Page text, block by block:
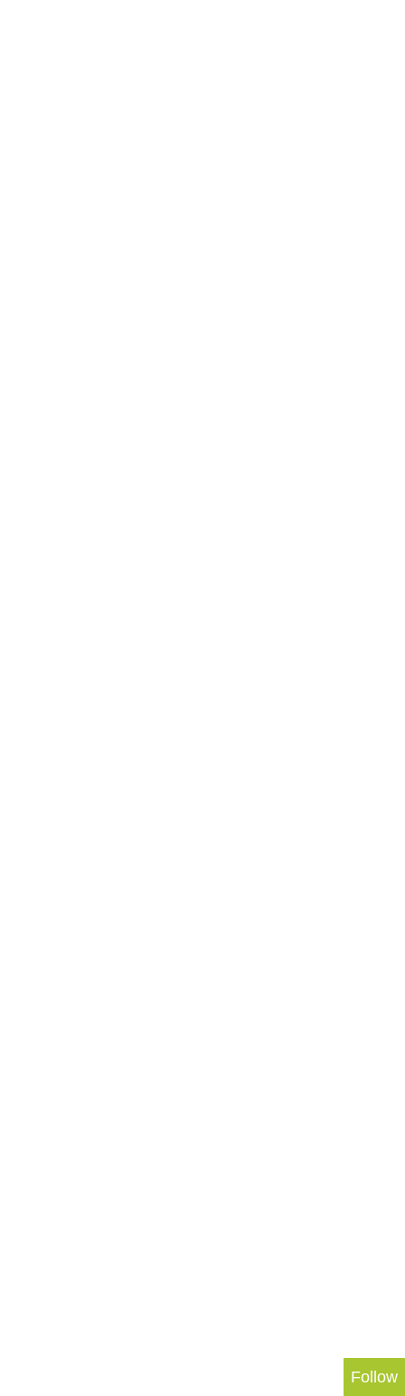
Follow